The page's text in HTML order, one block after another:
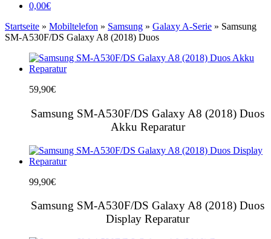
0,00€
Startseite » Mobiltelefon » Samsung » Galaxy A-Serie » Samsung
SM-A530F/DS Galaxy A8 (2018) Duos
59,90€
Samsung SM-A530F/DS Galaxy A8 (2018) Duos
Akku Reparatur
99,90€
Samsung SM-A530F/DS Galaxy A8 (2018) Duos
Display Reparatur